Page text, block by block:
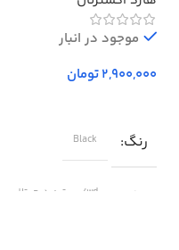
Western Digital Elements
External Hard Drive – 500GB
موجود در انبار
تومان
رنگ Black
wd/وسترن دیجیتال